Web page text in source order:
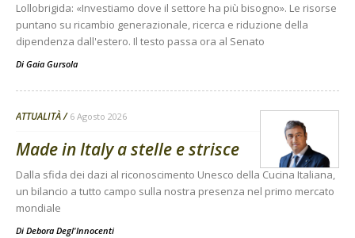
Lollobrigida: «Investiamo dove il settore ha più bisogno». Le risorse
puntano su ricambio generazionale, ricerca e riduzione della
dipendenza dall'estero. Il testo passa ora al Senato
Di Gaia Gursola
ATTUALITÀ 6 Agosto 2026
Made in Italy a stelle e strisce
Dalla sfida dei dazi al riconoscimento Unesco della Cucina Italiana,
un bilancio a tutto campo sulla nostra presenza nel primo mercato
mondiale
Di Debora Degl'Innocenti